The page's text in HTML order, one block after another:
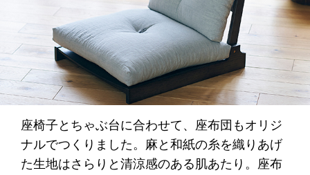
座椅子とちゃぶ台に合わせて、座布団もオリジ
ナルでつくりました。麻と和紙の糸を織りあげ
た生地はさらりと清涼感のある肌あたり。座布